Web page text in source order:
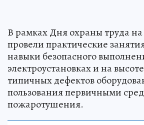
В рамках Дня охраны труда
провели практические
навыки безопасного
электроустановках и на
типичных дефектов
пользования первичными
пожаротушения.